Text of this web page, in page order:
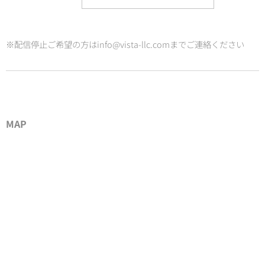
※配信停止ご希望の方はinfo@vista-llc.comまでご連絡ください
MAP